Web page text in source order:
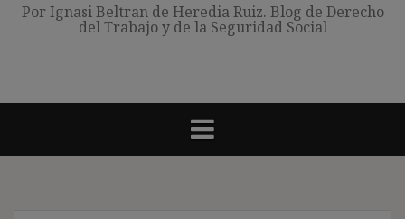
Por Ignasi Beltran de Heredia Ruiz. Blog de Derecho
del Trabajo y de la Seguridad Social